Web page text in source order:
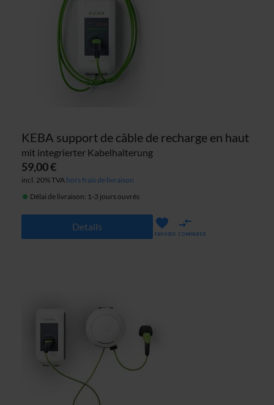
KEBA support de câble de recharge en haut
mit integrierter Kabelhalterung
59,00 €
incl. 20% TVA hors frais de livraison
Délai de livraison: 1-3 jours ouvrés
Details
FAVORIS COMPARER